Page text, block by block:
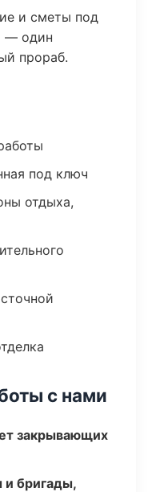
и сметы под
— один
прораб.
под ключ
отдыха,
с нами
закрывающих
и бригады,